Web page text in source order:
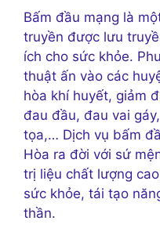
Bấm đầu mạng là
truyền được lưu
ích cho sức khỏe.
thuật ấn vào các
hòa khí huyết, giảm
đau đầu, đau vai
tọa,… Dịch vụ bấm
Hòa ra đời với sứ
trị liệu chất lượng
sức khỏe, tái tạo
thần.